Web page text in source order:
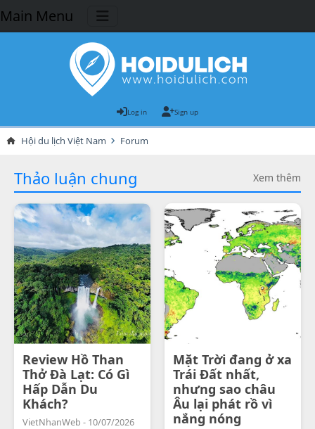
Main Menu
Log in Sign up
Hội du lịch Việt Nam Forum
Thảo luận chung Xem thêm
Review Hồ Than
Thở Đà Lạt: Có Gì
Hấp Dẫn Du
Khách?
VietNhanWeb - 10/07/2026
Mặt Trời đang ở xa
Trái Đất nhất,
nhưng sao châu
Âu lại phát rồ vì
nắng nóng